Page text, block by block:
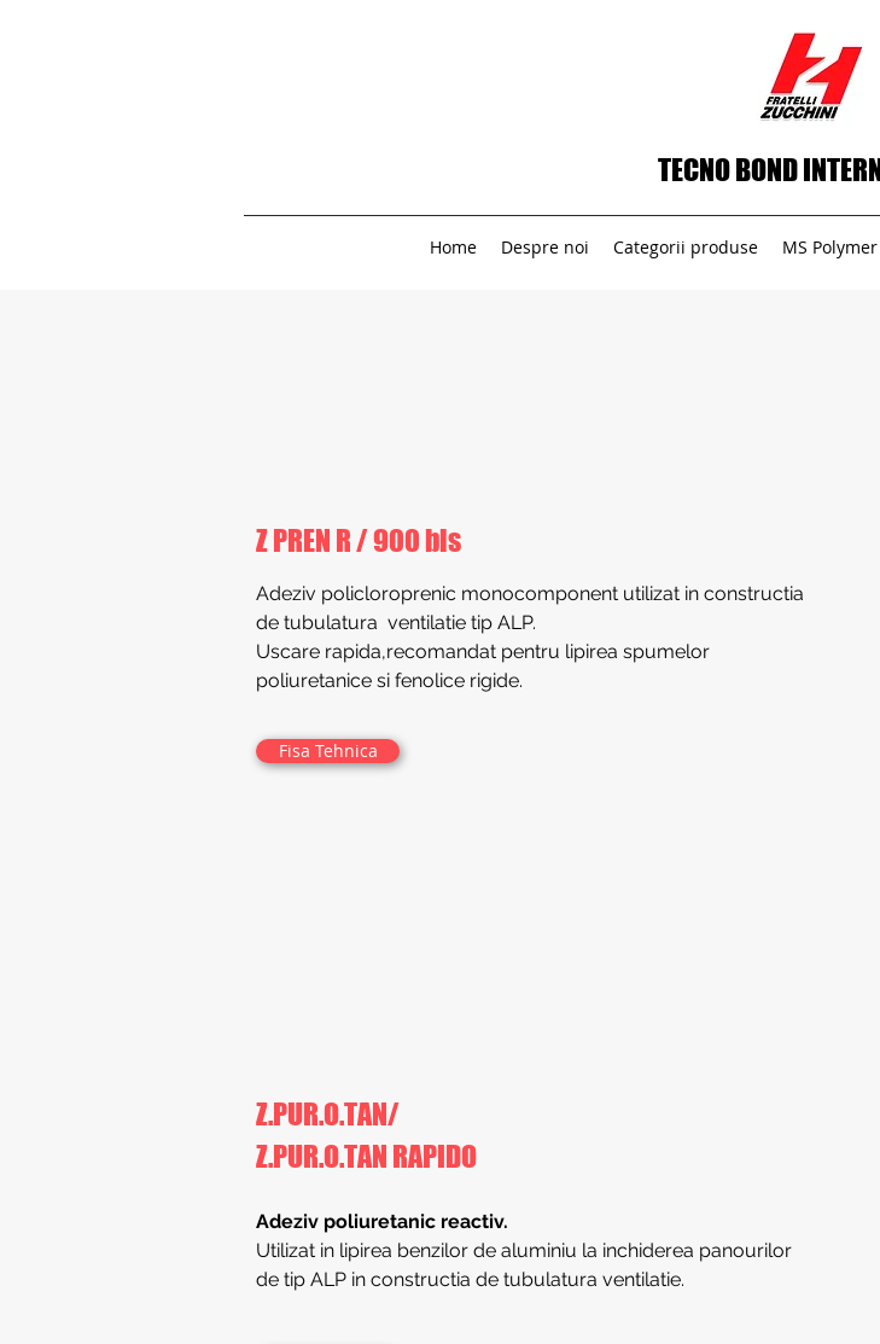
TECNO BOND
Home Despre noi Categorii produse MS
Z PREN R / 900 bis
Adeziv policloroprenic monocomponent utilizat in constructia
de tubulatura ventilatie tip ALP.
Uscare rapida,recomandat pentru lipirea spumelor
poliuretanice si fenolice rigide.
Fisa Tehnica
Z.PUR.O.TAN/
Z.PUR.O.TAN RAPIDO
Adeziv poliuretanic reactiv.
Utilizat in lipirea benzilor de aluminiu la inchiderea panourilor
de tip ALP in constructia de tubulatura ventilatie.